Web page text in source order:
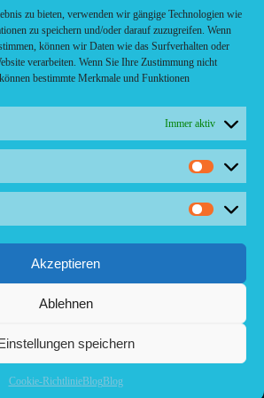
zu bieten, verwenden wir gängige Technologien wie
zu speichern und/oder darauf zuzugreifen. Wenn
können wir Daten wie das Surfverhalten oder
verarbeiten. Wenn Sie Ihre Zustimmung nicht
bestimmte Merkmale und Funktionen
Immer aktiv
Akzeptieren
Ablehnen
speichern
Cookie-RichtlinieBlogBlog
Palma.Restaurant
Agencia de Marketing/Redaktionsbüro
- DE-Düsseldorf - Kein Kundenverkehr
5-46 53 105